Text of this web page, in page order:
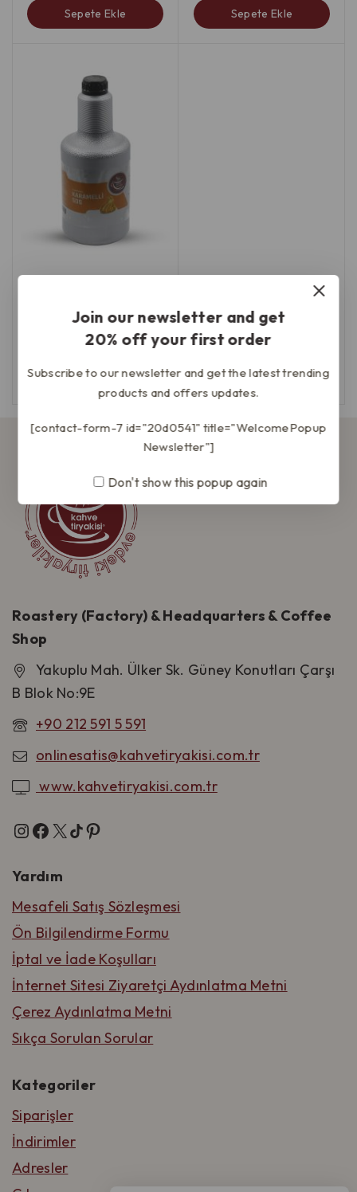
üzerindenSepete Ekle
üzerindenSepete Ekle
üzerindenSepete Ekle
Roastery (Factory) & Headquarters & Coffee
Shop
Yakuplu Mah. Ülker Sk. Güney Konutları Çarşı
B Blok No:9E
+90 212 591 5 591
onlinesatis@kahvetiryakisi.com.tr
www.kahvetiryakisi.com.tr
Yardım
Mesafeli Satış Sözleşmesi
Ön Bilgilendirme Formu
İptal ve İade Koşulları
İnternet Sitesi Ziyaretçi Aydınlatma Metni
Çerez Aydınlatma Metni
Sıkça Sorulan Sorular
Kategoriler
Siparişler
İndirimler
Adresler
Join our newsletter and get
20% off your first order
Subscribe to our newsletter and get the latest trending
products and offers updates.
[contact-form-7 id="20d0541" title="WelcomePopup
Newsletter"]
Don't show this popup again